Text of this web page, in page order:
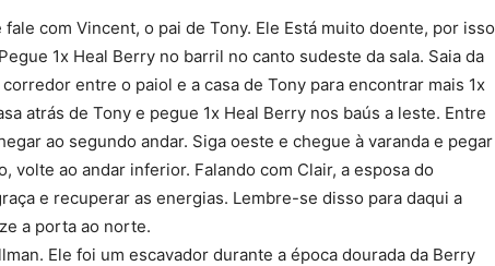
com Vincent, o pai de Tony. Ele Está muito doente, por isso
1x Heal Berry no barril no canto sudeste da sala. Saia da
entre o paiol e a casa de Tony para encontrar mais 1x
atrás de Tony e pegue 1x Heal Berry nos baús a leste. Entre
ao segundo andar. Siga oeste e chegue à varanda e pegar
volte ao andar inferior. Falando com Clair, a esposa do
e recuperar as energias. Lembre-se disso para daqui a
a porta ao norte.
Ele foi um escavador durante a época dourada da Berry